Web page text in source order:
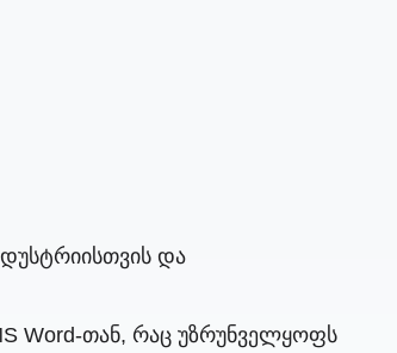
და
Word-თან, რაც უზრუნველყოფს